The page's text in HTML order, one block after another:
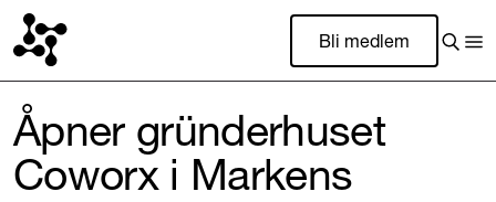
Bli medlem
Åpner gründerhuset
Coworx i Markens